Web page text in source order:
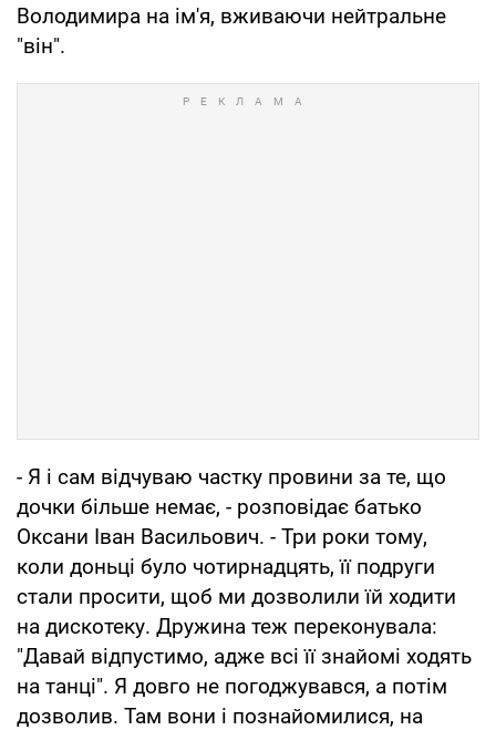
Володимира на ім'я, вживаючи нейтральне
"він".
- Я і сам відчуваю частку провини за те, що
дочки більше немає, - розповідає батько
Оксани Іван Васильович. - Три роки тому,
коли доньці було чотирнадцять, її подруги
стали просити, щоб ми дозволили їй ходити
на дискотеку. Дружина теж переконувала:
"Давай відпустимо, адже всі її знайомі ходять
на танці". Я довго не погоджувався, а потім
дозволив. Там вони і познайомилися, на